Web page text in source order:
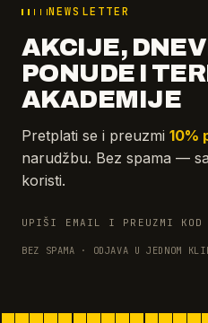
NEWSLETTER
AKCIJE,
PONUDE I
AKADEMIJE
Pretplati se i preuzmi 10%
narudžbu. Bez spama —
koristi.
UPIŠI EMAIL I PREUZMI KOD
BEZ SPAMA · ODJAVA U JEDNOM